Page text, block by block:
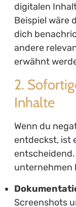
digitalen
Beispiel wäre
dich
andere
erwähnt
2.
Inhalte
Wenn du
entdeckst, ist
unternehmen
Screenshots